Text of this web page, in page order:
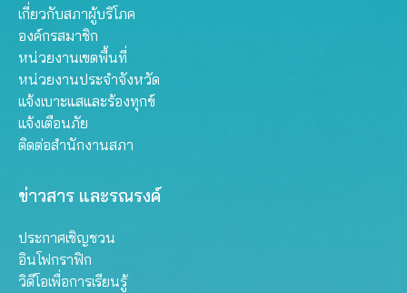
เกี่ยวกับสภาผู้บริโภค
องค์กรสมาชิก
หน่วยงานเขตพื้นที่
หน่วยงานประจำจังหวัด
แจ้งเบาะแสและร้องทุกข์
แจ้งเตือนภัย
ติดต่อสำนักงานสภา
ข่าวสาร และรณรงค์
ประกาศเชิญชวน
อินโฟกราฟิก
วิดีโอเพื่อการเรียนรู้